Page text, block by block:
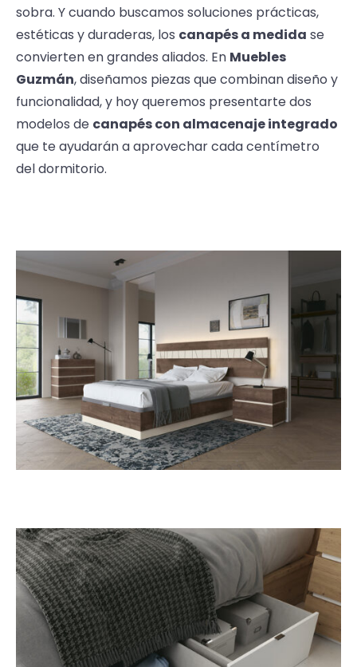
sobra. Y cuando buscamos soluciones prácticas,
estéticas y duraderas, los canapés a medida se
convierten en grandes aliados. En Muebles
Guzmán, diseñamos piezas que combinan diseño y
funcionalidad, y hoy queremos presentarte dos
modelos de canapés con almacenaje integrado
que te ayudarán a aprovechar cada centímetro
del dormitorio.